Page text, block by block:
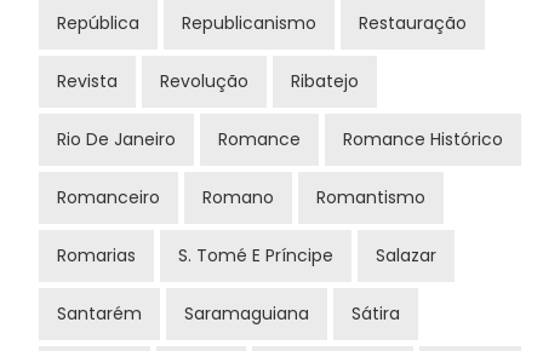
República Republicanismo Restauração
Revista Revolução Ribatejo
Rio De Janeiro Romance Romance Histórico
Romanceiro Romano Romantismo
Romarias S. Tomé E Príncipe Salazar
Santarém Saramaguiana Sátira